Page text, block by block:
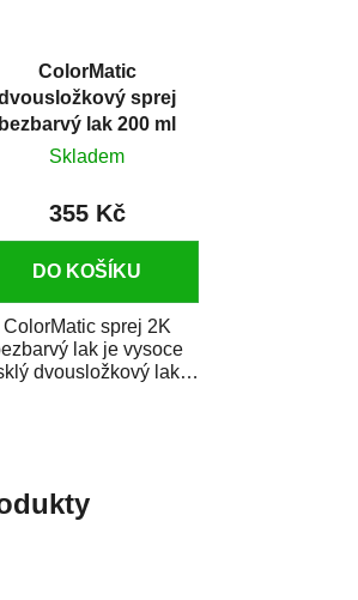
ColorMatic
sprej
bezbarvý lak 200 ml
Skladem
355 Kč
DO KOŠÍKU
ColorMatic sprej 2K
lak je vysoce
dvousložkový lak s